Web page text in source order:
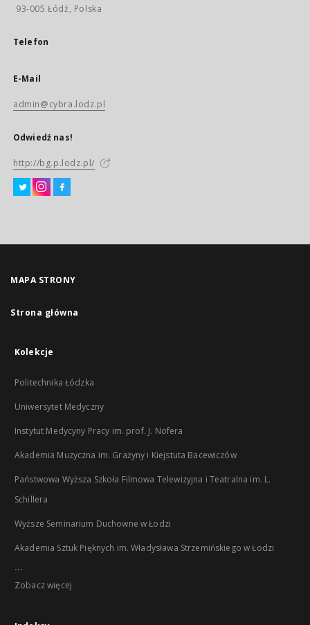
93-005 Łódź, Polska
Telefon
E-Mail
admin@cybra.lodz.pl
Odwiedź nas!
http://bg.p.lodz.pl/
MAPA STRONY
Strona główna
Kolekcje
Politechnika Łódzka
Uniwersytet Medyczny
Instytut Medycyny Pracy im. prof. J. Nofera
Akademia Muzyczna im. Grażyny i Kiejstuta Bacewiczów
Państwowa Wyższa Szkoła Filmowa Telewizyjna i Teatralna im. L.
Schillera
Wyższe Seminarium Duchowne w Łodzi
Akademia Sztuk Pięknych im. Władysława Strzemińskiego w Łodzi
...
Zobacz więcej